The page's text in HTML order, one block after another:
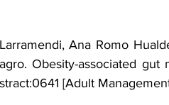
Ana Romo
Obesity-associated gut
[Adult